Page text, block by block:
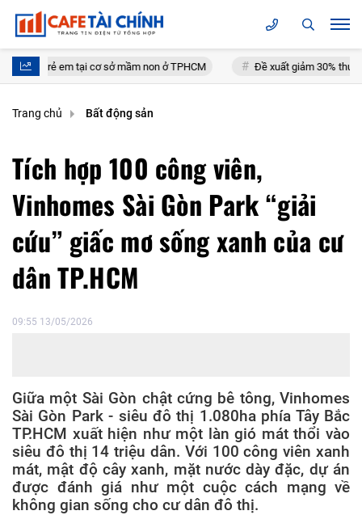
tại cơ sở mầm non ở TPHCM Đề xuất giảm 30% thuế thu nhập
Trang chủ Bất động sản
Tích hợp 100 công viên,
Vinhomes Sài Gòn Park “giải
cứu” giấc mơ sống xanh của cư
dân TP.HCM
09:55 13/05/2026
Giữa một Sài Gòn chật cứng bê tông, Vinhomes
Sài Gòn Park - siêu đô thị 1.080ha phía Tây Bắc
TP.HCM xuất hiện như một làn gió mát thổi vào
siêu đô thị 14 triệu dân. Với 100 công viên xanh
mát, mật độ cây xanh, mặt nước dày đặc, dự án
được đánh giá như một cuộc cách mạng về
không gian sống cho cư dân đô thị.